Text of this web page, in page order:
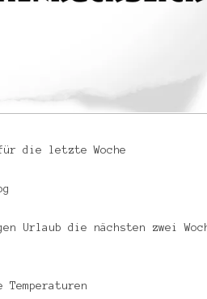
die letzte Woche
Urlaub die nächsten zwei
Temperaturen